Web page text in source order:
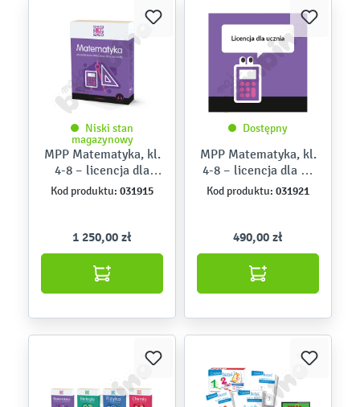
Niski stan
magazynowy
MPP Matematyka, kl.
4-8 – licencja dla
nauczycieli
Kod produktu: 031915
1 250,00 zł
Dostępny
MPP Matematyka, kl.
4-8 – licencja dla 10
uczniów
Kod produktu: 031921
490,00 zł